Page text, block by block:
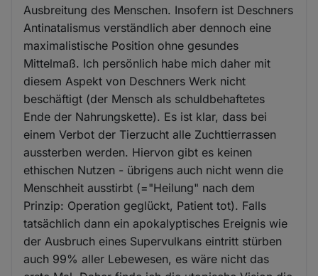
Ausbreitung des Menschen. Insofern ist Deschners
Antinatalismus verständlich aber dennoch eine
maximalistische Position ohne gesundes
Mittelmaß. Ich persönlich habe mich daher mit
diesem Aspekt von Deschners Werk nicht
beschäftigt (der Mensch als schuldbehaftetes
Ende der Nahrungskette). Es ist klar, dass bei
einem Verbot der Tierzucht alle Zuchttierrassen
aussterben werden. Hiervon gibt es keinen
ethischen Nutzen - übrigens auch nicht wenn die
Menschheit ausstirbt (="Heilung" nach dem
Prinzip: Operation geglückt, Patient tot). Falls
tatsächlich dann ein apokalyptisches Ereignis wie
der Ausbruch eines Supervulkans eintritt stürben
auch 99% aller Lebewesen, es wäre nicht das